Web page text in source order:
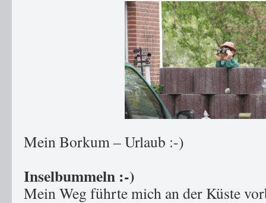
Mein Borkum – Urlaub :-)
Inselbummeln :-)
Mein Weg führte mich an der Küste